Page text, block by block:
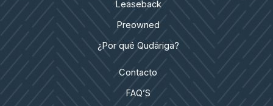
Leaseback
Preowned
¿Por qué Qudáriga?
Contacto
FAQ’S